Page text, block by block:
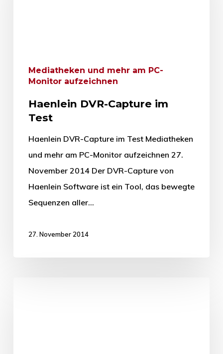
Mediatheken und mehr am PC-
Monitor aufzeichnen
Haenlein DVR-Capture im
Test
Haenlein DVR-Capture im Test Mediatheken
und mehr am PC-Monitor aufzeichnen 27.
November 2014 Der DVR-Capture von
Haenlein Software ist ein Tool, das bewegte
Sequenzen aller…
27. November 2014